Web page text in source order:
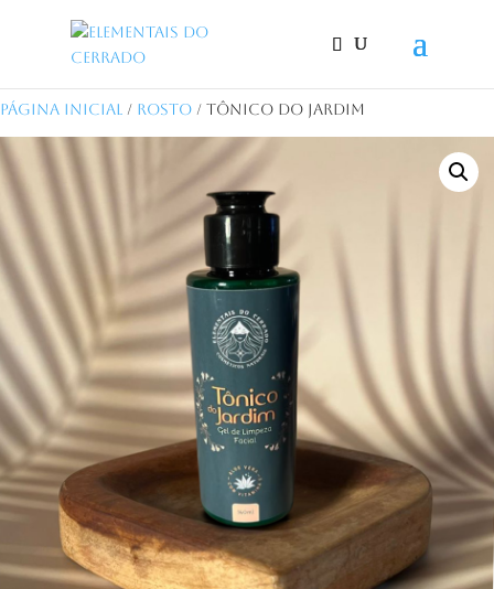
Página Inicial / Rosto / Tônico do Jardim